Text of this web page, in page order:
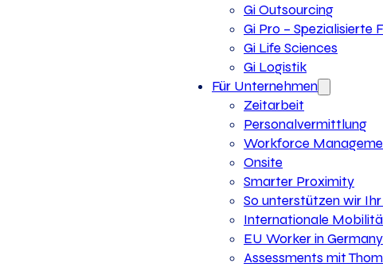
Gi Outsourcing
Gi Pro – Spezialisierte
Gi Life Sciences
Gi Logistik
Für Unternehmen
Zeitarbeit
Personalvermittlung
Workforce
Onsite
Smarter Proximity
So unterstützen wir
Internationale
EU Worker in Germany
Assessments mit